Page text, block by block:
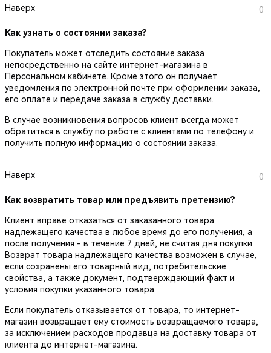
Наверх 0
Как узнать о состоянии заказа?
Покупатель может отследить состояние заказа
непосредственно на сайте интернет-магазина в
Персональном кабинете. Кроме этого он получает
уведомления по электронной почте при оформлении заказа,
его оплате и передаче заказа в службу доставки.
В случае возникновения вопросов клиент всегда может
обратиться в службу по работе с клиентами по телефону и
получить полную информацию о состоянии заказа.
Наверх 0
Как возвратить товар или предъявить претензию?
Клиент вправе отказаться от заказанного товара
надлежащего качества в любое время до его получения, а
после получения - в течение 7 дней, не считая дня покупки.
Возврат товара надлежащего качества возможен в случае,
если сохранены его товарный вид, потребительские
свойства, а также документ, подтверждающий факт и
условия покупки указанного товара.
Если покупатель отказывается от товара, то интернет-
магазин возвращает ему стоимость возвращаемого товара,
за исключением расходов продавца на доставку товара от
клиента до интернет-магазина.